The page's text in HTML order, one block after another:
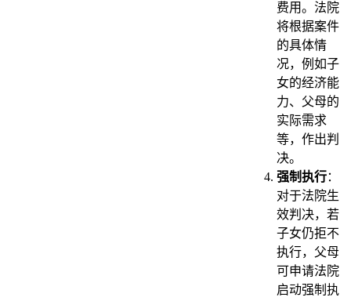
费用。法院
将根据案件
的具体情
况，例如子
女的经济能
力、父母的
实际需求
等，作出判
决。
强制执行：
对于法院生
效判决，若
子女仍拒不
执行，父母
可申请法院
启动强制执